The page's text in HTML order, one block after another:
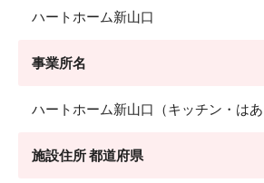
ハートホーム新山口
事業所名
ハートホーム新山口（キッチン・はあ
施設住所 都道府県